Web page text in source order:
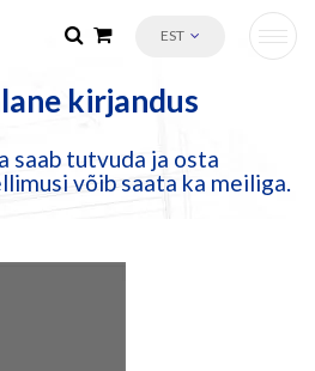
EST
kirjandus
saab tutvuda ja osta
võib saata ka meiliga.